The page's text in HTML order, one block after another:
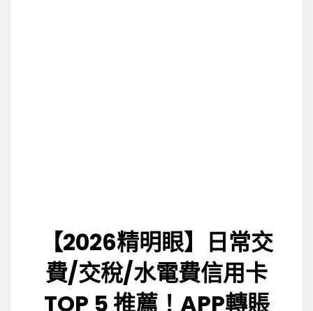
【2026精明眼】日常交
費/交稅/水電費信用卡
TOP 5 推薦！APP轉賬